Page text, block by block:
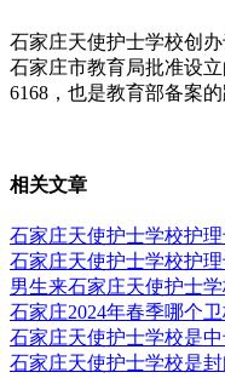
石家庄天使护士学校创办
石家庄市教育局批准设
6168，也是教育部备案
相关文章
石家庄天使护士学校护
石家庄天使护士学校护
男生来石家庄天使护士
石家庄2024年春季哪个
石家庄天使护士学校是
石家庄天使护士学校是封